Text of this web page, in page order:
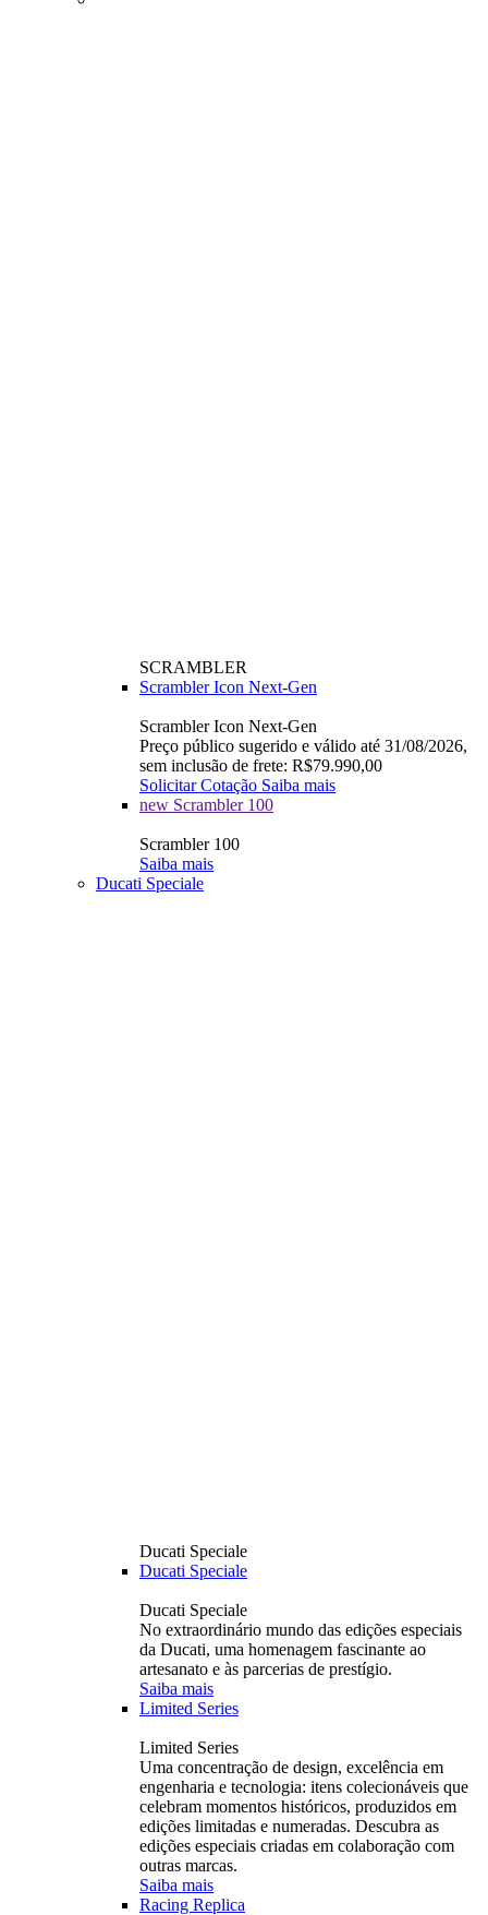
SCRAMBLER
Scrambler Icon Next-Gen
Scrambler Icon Next-Gen
Preço público sugerido e válido até 31/08/2026,
sem inclusão de frete: R$79.990,00
Solicitar Cotação Saiba mais
new Scrambler 100
Scrambler 100
Saiba mais
Ducati Speciale
Ducati Speciale
Ducati Speciale
Ducati Speciale
No extraordinário mundo das edições especiais
da Ducati, uma homenagem fascinante ao
artesanato e às parcerias de prestígio.
Saiba mais
Limited Series
Limited Series
Uma concentração de design, excelência em
engenharia e tecnologia: itens colecionáveis ​​que
celebram momentos históricos, produzidos em
edições limitadas e numeradas. Descubra as
edições especiais criadas em colaboração com
outras marcas.
Saiba mais
Racing Replica